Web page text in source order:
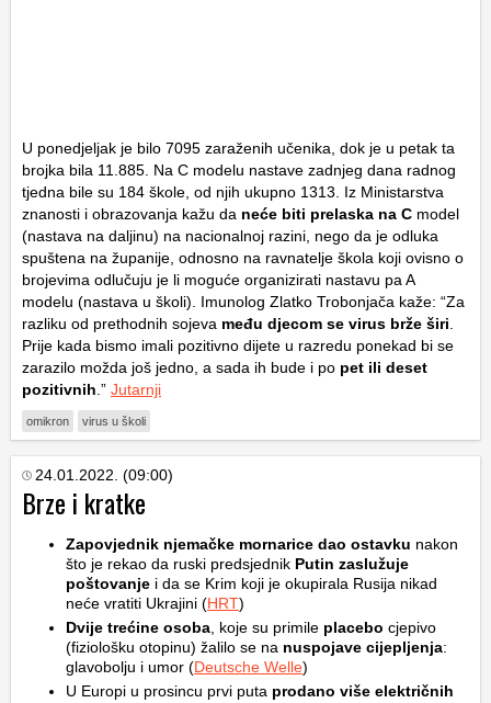
U ponedjeljak je bilo 7095 zaraženih učenika, dok je u petak ta
brojka bila 11.885. Na C modelu nastave zadnjeg dana radnog
tjedna bile su 184 škole, od njih ukupno 1313. Iz Ministarstva
znanosti i obrazovanja kažu da neće biti prelaska na C model
(nastava na daljinu) na nacionalnoj razini, nego da je odluka
spuštena na županije, odnosno na ravnatelje škola koji ovisno o
brojevima odlučuju je li moguće organizirati nastavu pa A
modelu (nastava u školi). Imunolog Zlatko Trobonjača kaže: “Za
razliku od prethodnih sojeva među djecom se virus brže širi
Prije kada bismo imali pozitivno dijete u razredu ponekad bi se
zarazilo možda još jedno, a sada ih bude i po pet ili deset
pozitivnih .” Jutarnji
omikron virus u školi
24.01.2022. (09:00)
Brze i kratke
Zapovjednik njemačke mornarice dao ostavku nakon
što je rekao da ruski predsjednik Putin zaslužuje
poštovanje i da se Krim koji je okupirala Rusija nikad
neće vratiti Ukrajini (HRT)
Dvije trećine osoba , koje su primile placebo cjepivo
(fiziološku otopinu) žalilo se na nuspojave cijepljenja:
glavobolju i umor (Deutsche Welle)
U Europi u prosincu prvi puta prodano više električnih